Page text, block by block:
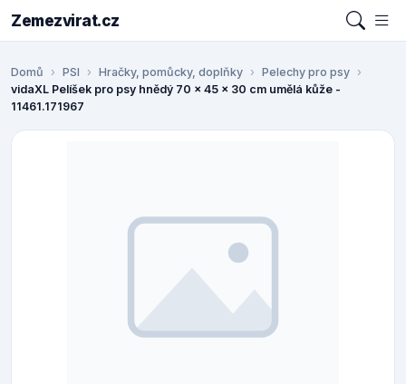
Zemezvirat.cz
Domů PSI Hračky, pomůcky, doplňky
Pelechy pro psy
vidaXL Pelíšek pro psy hnědý 70 x 45 x 30 cm umělá kůže -
11461.171967